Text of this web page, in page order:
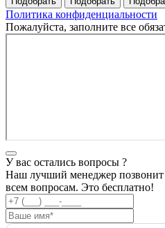
Политика конфиденциальности
Пожалуйста, заполните все
У вас остались вопросы ?
Наш лучший менеджер позвонит
всем вопросам. Это бесплатно!